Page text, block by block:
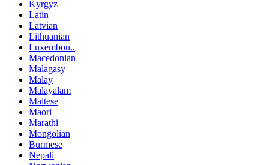
Kyrgyz
Latin
Latvian
Lithuanian
Luxembou..
Macedonian
Malagasy
Malay
Malayalam
Maltese
Maori
Marathi
Mongolian
Burmese
Nepali